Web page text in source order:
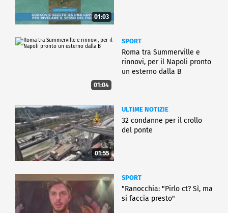
01:03
01:04
SPORT
Roma tra Summerville e
rinnovi, per il Napoli pronto
un esterno dalla B
01:55
ULTIME NOTIZIE
32 condanne per il crollo
del ponte
SPORT
"Ranocchia: "Pirlo ct? Sì, ma
si faccia presto"